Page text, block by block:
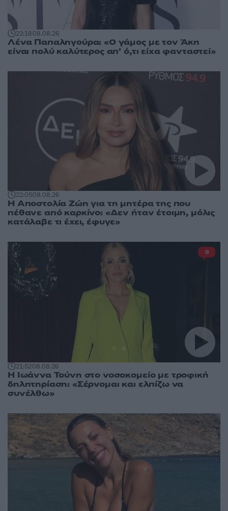
22:1808.08.26
Λένα Παπαληγούρα: «Ο γάμος με τον Άκη
είναι πολύ καλύτερος απ’ ό,τι είχα φανταστεί»
22:0508.08.26
Η Αποστολία Ζώη για τη μητέρα της που
πέθανε από καρκίνο: «Δεν ήταν έτοιμη, μόλις
κατάλαβε τι έχει, έφυγε»
21:5208.08.26
Η Ιωάννα Τούνη στο νοσοκομείο με τροφική
δηλητηρίαση: «Σέρνομαι και ελπίζω να
συνέλθω»
9